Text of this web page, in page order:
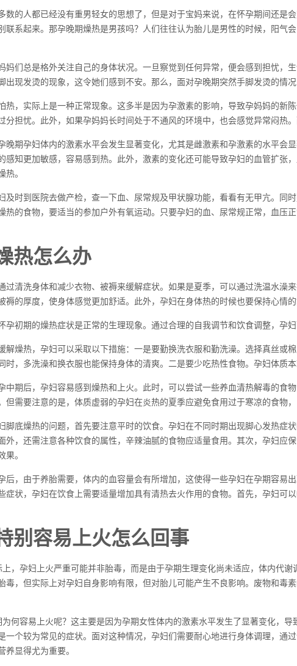
数的人都已经没有重男轻女的思想了，但是对于宝妈来说，在怀孕期间还是
联系起来。那孕晚期燥热是男孩吗？人们往往认为胎儿是男性的时候，阳气
妈们总是格外关注自己的身体状况。一旦察觉到任何异常，便会感到担忧，
出现发烫的现象，这令她们感到不安。那么，面对孕晚期突然手脚发烫的情
热，实际上是一种正常现象。这多半是因为孕激素的影响，导致孕妈妈的新
分担忧。此外，如果孕妈妈长时间处于不通风的环境中，也会感觉异常闷热
晚期孕妇体内的激素水平会发生显著变化，尤其是雌激素和孕激素的水平会
感知更加敏感，容易感到热。此外，激素的变化还可能导致孕妇的血管扩张
热。
及时到医院去做产检，查一下血、尿常规及甲状腺功能，看看有无甲亢。同
热的食物，要适当的参加户外有氧运动。只要孕妇的血、尿常规正常，血压
热怎么办
过清洗身体和减少衣物、被褥来缓解症状。如果是夏季，可以通过洗温水澡
褥的厚度，使身体感觉更加舒适。此外，孕妇在身体热的时候也要保持心情的
孕初期的燥热症状是正常的生理现象。通过合理的自我调节和饮食调整，孕
解燥热，孕妇可以采取以下措施：一是要勤换洗衣服和勤洗澡。选择真丝或
时，多洗澡和换衣服也能保持身体的清爽。二是要少吃热性食物。孕妇体质
中期后，孕妇容易感到燥热和上火。此时，可以尝试一些养血清热解毒的食
但需要注意的是，体质虚弱的孕妇在炎热的夏季应避免食用过于寒凉的食物
脚底燥热的问题，首先要注意平时的饮食。孕妇在不同时期出现脚心发热症
外，还需注意各种饮食的属性，辛辣油腻的食物应适量食用。其次，孕妇应
果。
后，由于养胎需要，体内的血容量会有所增加，这使得一些孕妇在孕期容易
症状，孕妇在饮食上需要适量增加具有清热去火作用的食物。首先，孕妇可以
别容易上火怎么回事
上，孕妇上火严重可能并非胎毒，而是由于孕期生理变化尚未适应，体内代
毒，但实际上对孕妇自身影响有限，但对胎儿可能产生不良影响。废物和毒
为何容易上火呢？这主要是因为孕期女性体内的激素水平发生了显著变化，
一个较为常见的症状。面对这种情况，孕妇们需要耐心地进行身体调理，通
养显得尤为重要。